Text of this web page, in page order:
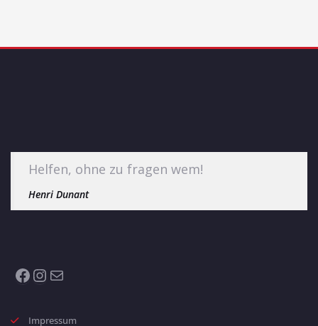
Helfen, ohne zu fragen wem!
Henri Dunant
Facebook
Instagram
E-Mail
Impressum